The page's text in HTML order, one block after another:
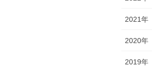
2021年
2020年
2019年